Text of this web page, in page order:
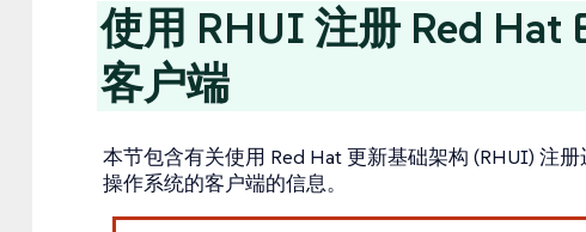
使用 RHUI 注册 Red Hat
客户端
本节包含有关使用 Red Hat 更新基础架构 (RHUI) 注
操作系统的客户端的信息。